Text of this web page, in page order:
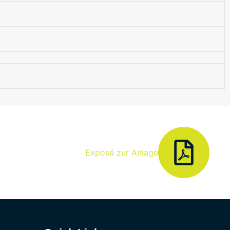
Exposé zur Anlage